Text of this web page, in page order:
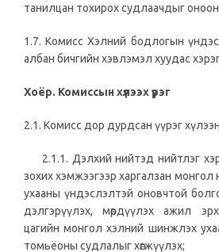
танилцан тохирох судлаачдыг
1.7. Комисс Хэлний бодлогын
албан бичгийн хэвлэмэл хуудас
Хоёр. Комиссын хүлээх үүрэг
2.1. Комисс дор дурдсан үүрэг
2.1.1. Дэлхий нийтэд нийтлэг
зохих хэмжээгээр харгалзан
ухааны үндэслэлтэй оновчтой
дэлгэрүүлэх, мөрдүүлэх ажил
цагийн монгол хэлний шинжлэх
томьёоны судлалыг хөгжүүлэх;